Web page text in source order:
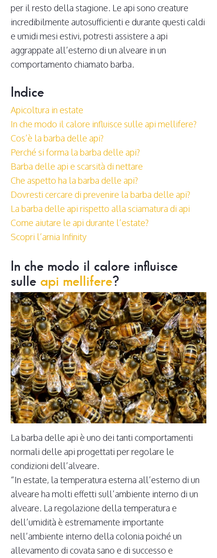
per il resto della stagione. Le api sono creature
incredibilmente autosufficienti e durante questi caldi
e umidi mesi estivi, potresti assistere a api
aggrappate all’esterno di un alveare in un
comportamento chiamato barba.
Indice
Apicoltura in estate
In che modo il calore influisce sulle api mellifere?
Cos’è la barba delle api?
Perché si forma la barba delle api?
Barba delle api e scarsità di nettare
Che aspetto ha la barba delle api?
Dovresti cercare di prevenire la barba delle api?
La barba delle api rispetto alla sciamatura di api
Come aiutare le api durante l’estate?
Scopri l’arnia Infinity
In che modo il calore influisce
sulle api mellifere?
La barba delle api è uno dei tanti comportamenti
normali delle api progettati per regolare le
condizioni dell’alveare.
“In estate, la temperatura esterna all’esterno di un
alveare ha molti effetti sull’ambiente interno di un
alveare. La regolazione della temperatura e
dell’umidità è estremamente importante
nell’ambiente interno della colonia poiché un
allevamento di covata sano e di successo e